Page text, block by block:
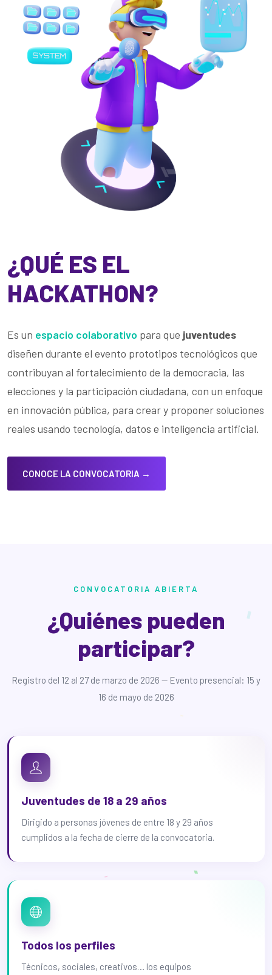
¿QUÉ ES EL
HACKATHON?
Es un espacio colaborativo para que juventudes
diseñen durante el evento prototipos tecnológicos que
contribuyan al fortalecimiento de la democracia, las
elecciones y la participación ciudadana, con un enfoque
en innovación pública, para crear y proponer soluciones
reales usando tecnología, datos e inteligencia artificial.
CONOCE LA CONVOCATORIA →
CONVOCATORIA ABIERTA
¿Quiénes pueden
participar?
Registro del 12 al 27 de marzo de 2026 — Evento presencial: 15 y
16 de mayo de 2026
Juventudes de 18 a 29 años
Dirigido a personas jóvenes de entre 18 y 29 años
cumplidos a la fecha de cierre de la convocatoria.
Todos los perfiles
Técnicos, sociales, creativos… los equipos